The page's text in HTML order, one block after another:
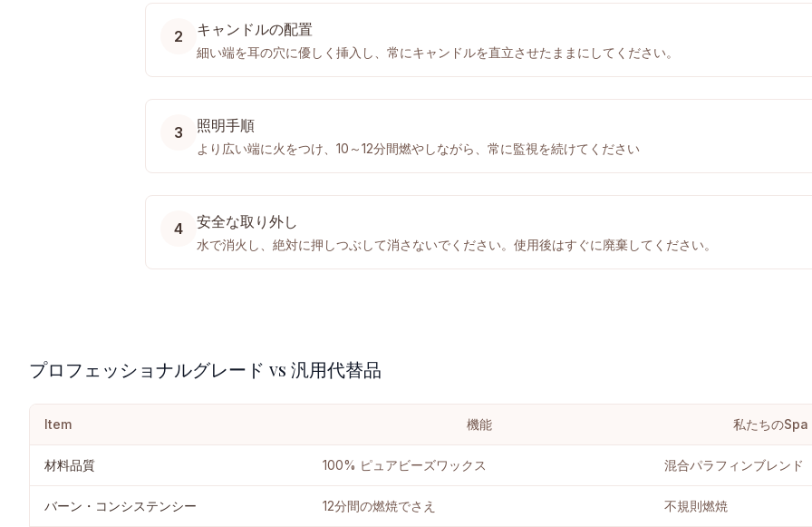
2 キャンドルの配置
細い端を耳の穴に優しく挿入し、常にキャンドルを直立させたままにしてください。
3 照明手順
より広い端に火をつけ、10～12分間燃やしながら、常に監視を続けてください
4 安全な取り外し
水で消火し、絶対に押しつぶして消さないでください。使用後はすぐに廃棄してください。
プロフェッショナルグレード vs 汎用代替品
Item 機能 私たちの
材料品質 100% ピュアビーズワックス 混合パラフィンブレンド
バーン・コンシステンシー 12分間の燃焼でさえ 不規則燃焼